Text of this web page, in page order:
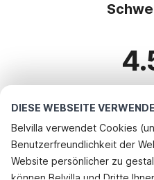
DIESE WEBSEITE
Belvilla verwendet Cookies
Benutzerfreundlichkeit der
Website persönlicher zu
können Belvilla und Dritte
Beliebteste